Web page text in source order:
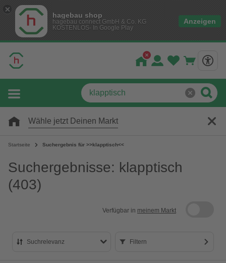
hagebau shop
hagebau connect GmbH & Co. KG
KOSTENLOS- In Google Play
Anzeigen
Wähle jetzt Deinen Markt
Startseite Suchergebnis für >>klapptisch<<
Suchergebnisse: klapptisch
(403)
Verfügbar in meinem Markt
Suchrelevanz Filtern